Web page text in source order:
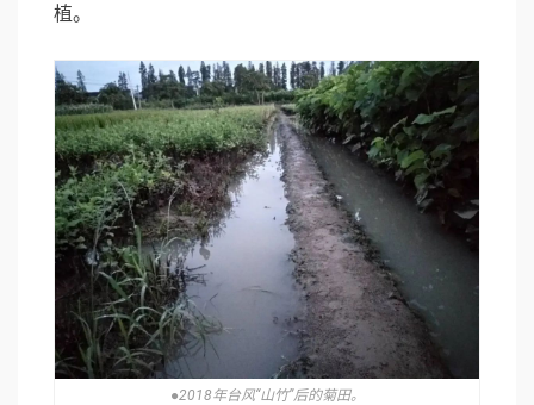
植。
●2018年台风“山竹”后的菊田。